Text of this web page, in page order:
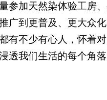
参加天然染体验工房
广到更普及、更大众
有不少有心人，怀着
透我们生活的每个角